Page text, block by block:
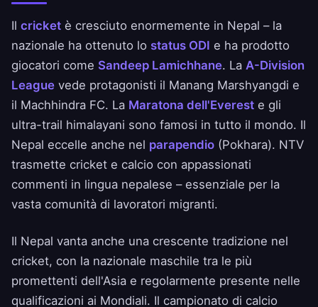
Il cricket è cresciuto enormemente in Nepal – la
nazionale ha ottenuto lo status ODI e ha prodotto
giocatori come Sandeep Lamichhane. La A-Division
League vede protagonisti il Manang Marshyangdi e
il Machhindra FC. La Maratona dell'Everest e gli
ultra-trail himalayani sono famosi in tutto il mondo. Il
Nepal eccelle anche nel parapendio (Pokhara). NTV
trasmette cricket e calcio con appassionati
commenti in lingua nepalese – essenziale per la
vasta comunità di lavoratori migranti.
Il Nepal vanta anche una crescente tradizione nel
cricket, con la nazionale maschile tra le più
promettenti dell'Asia e regolarmente presente nelle
qualificazioni ai Mondiali. Il campionato di calcio